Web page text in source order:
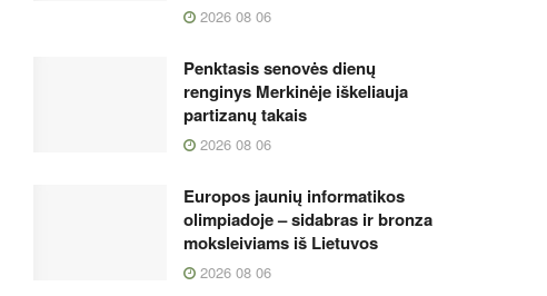
2026 08 06
Penktasis senovės dienų
renginys Merkinėje iškeliauja
partizanų takais
2026 08 06
Europos jaunių informatikos
olimpiadoje – sidabras ir bronza
moksleiviams iš Lietuvos
2026 08 06